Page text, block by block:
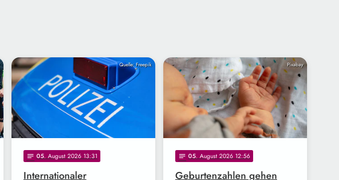
Quelle: Freepik
notes 05. August 2026 13:31
Internationaler
Pixabay
notes 05. August 2026 12:56
Geburtenzahlen gehen